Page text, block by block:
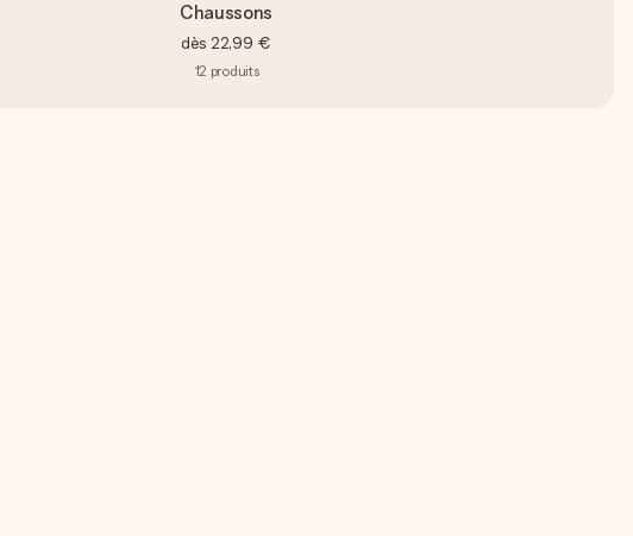
Chaussons
dès 22,99 €
12 produits